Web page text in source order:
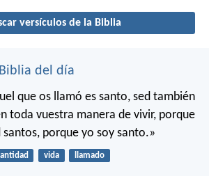
versículos de la Biblia
del día
que os llamó es santo, sed también
toda vuestra manera de vivir, porque
porque yo soy santo.»
vida llamado